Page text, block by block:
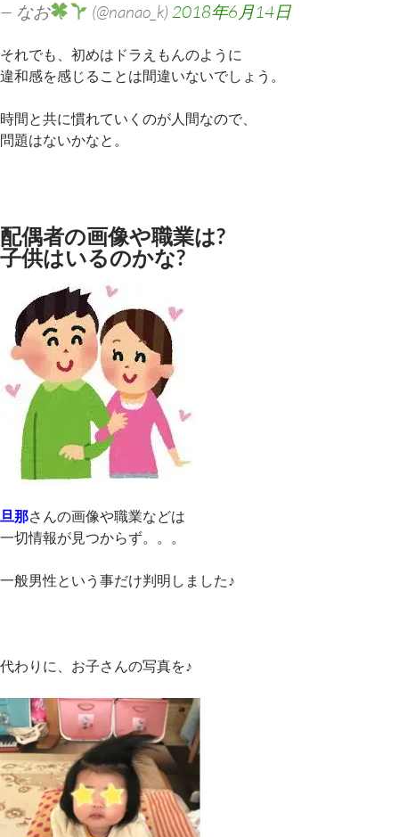
— なお
(@nanao_k)2018年6月14日
それでも、初めはドラえもんのように
違和感を感じることは間違いないでしょう。
時間と共に慣れていくのが人間なので、
問題はないかなと。
配偶者の画像や職業は?
子供はいるのかな?
旦那さんの画像や職業などは
一切情報が見つからず。。。
一般男性という事だけ判明しました♪
代わりに、お子さんの写真を♪